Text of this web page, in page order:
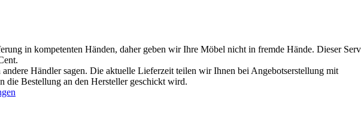
in kompetenten Händen, daher geben wir Ihre Möbel nicht in fremde Hände. Dieser
Händler sagen. Die aktuelle Lieferzeit teilen wir Ihnen bei Angebotserstellung mit
die Bestellung an den Hersteller geschickt wird.